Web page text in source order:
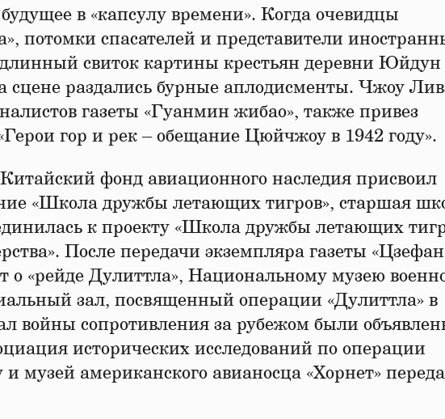
в «капсулу времени». Когда очевидцы
потомки спасателей и представители
длинный свиток картины крестьян деревни Юйдун
сцене раздались бурные аплодисменты. Чжоу
газеты «Гуанмин жибао», также привез
гор и рек – обещание Цюйчжоу в 1942 году».
фонд авиационного наследия присвоил
«Школа дружбы летающих тигров», старшая
к проекту «Школа дружбы летающих
После передачи экземпляра газеты «Цзефан
о «рейде Дулиттла», Национальному музею
зал, посвященный операции «Дулиттла» в
войны сопротивления за рубежом были
исторических исследований по операции
музей американского авианосца «Хорнет»